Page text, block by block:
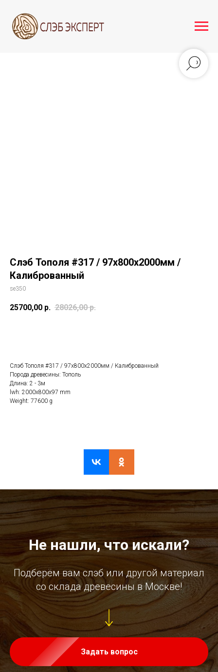
Слэб Тополя #317 / 97х800х2000мм /
Калиброванный
se350
25700,00 р. 28026,00 р.
Слэб Тополя #317 / 97х800х2000мм / Калиброванный
Порода древесины: Тополь
Длина: 2 - 3м
lwh: 2000x800x97 mm
Weight: 77600 g
Не нашли, что искали?
Подберём вам слэб или другой материал
со склада древесины в Москве!
Задать вопрос